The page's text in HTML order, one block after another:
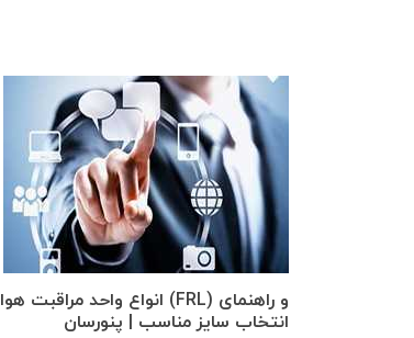
انواع واحد مراقبت هوا (FRL) و راهنمای
انتخاب سایز مناسب | پنو‌رسان